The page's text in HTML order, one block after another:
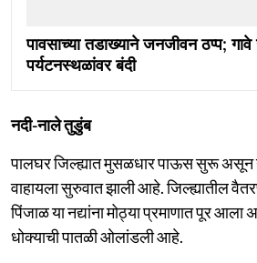
पावसाच्या तडाख्याने जनजीवन ठप्प;
पर्यटनस्थळांवर बंदी
नदी-नाले तुडुंब
पालघर जिल्ह्यात मुसळधार पाऊस सुरू
वाहायला सुरुवात झाली आहे. जिल्ह्यातील
पिंजाळ या नद्यांना मोठ्या प्रमाणात पूर
धोक्याची पातळी ओलांडली आहे.